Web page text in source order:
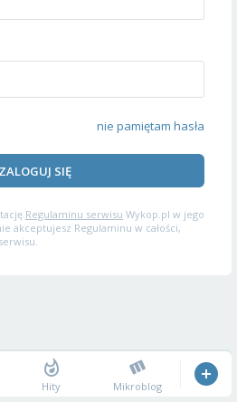
nie pamiętam hasła
ZALOGUJ SIĘ
Regulaminu serwisu Wykop.pl w jego
akceptujesz Regulaminu w całości,
Hity Mikroblog